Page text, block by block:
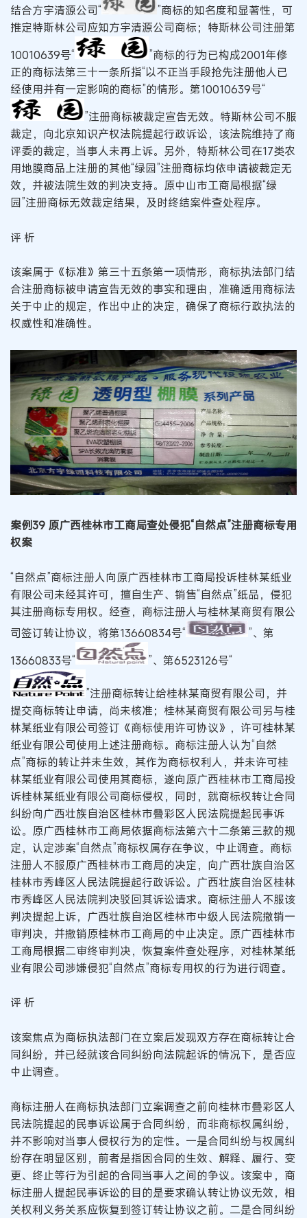
结合方宇清源公司“
”商标的知名度和显著性，可
推定特斯林公司应知方宇清源公司商标；特斯林公司注册第
10010639号“
”商标的行为已构成2001年修
正的商标法第三十一条所指“以不正当手段抢先注册他人已
经使用并有一定影响的商标”的情形。第10010639号“
”注册商标被裁定宣告无效。特斯林公司不服
裁定，向北京知识产权法院提起行政诉讼，该法院维持了商
评委的裁定，当事人未再上诉。另外，特斯林公司在17类农
用地膜商品上注册的其他“绿园”注册商标均依申请被裁定无
效，并被法院生效的判决支持。原中山市工商局根据“绿
园”注册商标无效裁定结果，及时终结案件查处程序。
评 析
该案属于《标准》第三十五条第一项情形，商标执法部门结
合注册商标被申请宣告无效的事实和理由，准确适用商标法
关于中止的规定，作出中止的决定，确保了商标行政执法的
权威性和准确性。
案例39 原广西桂林市工商局查处侵犯“自然点”注册商标专用
权案
“自然点”商标注册人向原广西桂林市工商局投诉桂林某纸业
有限公司未经其许可，擅自生产、销售“自然点”纸品，侵犯
其注册商标专用权。经查，商标注册人与桂林某商贸有限公
司签订转让协议，将第13660834号“
”、第
13660833号“
”、第6523126号“
”注册商标转让给桂林某商贸有限公司，并
提交商标转让申请，尚未核准；桂林某商贸有限公司另与桂
林某纸业有限公司签订《商标使用许可协议》，许可桂林某
纸业有限公司使用上述注册商标。商标注册人认为“自然
点”商标的转让并未生效，其作为商标权利人，并未许可桂
林某纸业有限公司使用其商标，遂向原广西桂林市工商局投
诉桂林某纸业有限公司商标侵权，同时，就商标权转让合同
纠纷向广西壮族自治区桂林市叠彩区人民法院提起民事诉
讼。原广西桂林市工商局依据商标法第六十二条第三款的规
定，认定涉案“自然点”商标权属存在争议，中止调查。商标
注册人不服原广西桂林市工商局的决定，向广西壮族自治区
桂林市秀峰区人民法院提起行政诉讼。广西壮族自治区桂林
市秀峰区人民法院判决驳回其诉讼请求。商标注册人不服该
判决提起上诉，广西壮族自治区桂林市中级人民法院撤销一
审判决，并撤销原桂林市工商局的中止决定。原广西桂林市
工商局根据二审终审判决，恢复案件查处程序，对桂林某纸
业有限公司涉嫌侵犯“自然点”商标专用权的行为进行调查。
评 析
该案焦点为商标执法部门在立案后发现双方存在商标转让合
同纠纷，并已经就该合同纠纷向法院起诉的情况下，是否应
中止调查。
商标注册人在商标执法部门立案调查之前向桂林市叠彩区人
民法院提起的民事诉讼属于合同纠纷，而非商标权属纠纷，
并不影响对当事人侵权行为的定性。一是合同纠纷与权属纠
纷存在明显区别，前者是指因合同的生效、解释、履行、变
更、终止等行为引起的合同当事人之间的争议。该案中，商
标注册人提起民事诉讼的目的是要求确认转让协议无效，相
关权利义务关系应恢复到签订转让协议之前。二是合同纠纷